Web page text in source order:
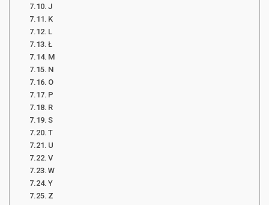
J
K
L
Ł
M
N
O
P
R
S
T
U
V
W
Y
Z